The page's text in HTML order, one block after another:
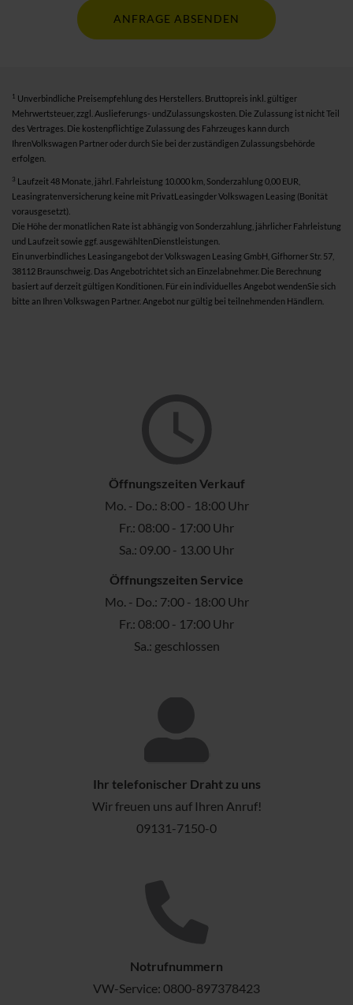
ANFRAGE ABSENDEN
1 Unverbindliche Preisempfehlung des Herstellers. Bruttopreis inkl. gültiger
Mehrwertsteuer, zzgl. Auslieferungs- undZulassungskosten. Die Zulassung ist nicht Teil
des Vertrages. Die kostenpflichtige Zulassung des Fahrzeuges kann durch
IhrenVolkswagen Partner oder durch Sie bei der zuständigen Zulassungsbehörde
erfolgen.
3 Laufzeit 48 Monate, jährl. Fahrleistung 10.000 km, Sonderzahlung 0,00 EUR,
Leasingratenversicherung keine mit PrivatLeasingder Volkswagen Leasing (Bonität
vorausgesetzt).
Die Höhe der monatlichen Rate ist abhängig von Sonderzahlung, jährlicher Fahrleistung
und Laufzeit sowie ggf. ausgewähltenDienstleistungen.
Ein unverbindliches Leasingangebot der Volkswagen Leasing GmbH, Gifhorner Str. 57,
38112 Braunschweig. Das Angebotrichtet sich an Einzelabnehmer. Die Berechnung
basiert auf derzeit gültigen Konditionen. Für ein individuelles Angebot wendenSie sich
bitte an Ihren Volkswagen Partner. Angebot nur gültig bei teilnehmenden Händlern.
Öffnungszeiten Verkauf
Mo. - Do.: 8:00 - 18:00 Uhr
Fr.: 08:00 - 17:00 Uhr
Sa.: 09.00 - 13.00 Uhr
Öffnungszeiten Service
Mo. - Do.: 7:00 - 18:00 Uhr
Fr.: 08:00 - 17:00 Uhr
Sa.: geschlossen
Ihr telefonischer Draht zu uns
Wir freuen uns auf Ihren Anruf!
09131-7150-0
Notrufnummern
VW-Service: 0800-897378423